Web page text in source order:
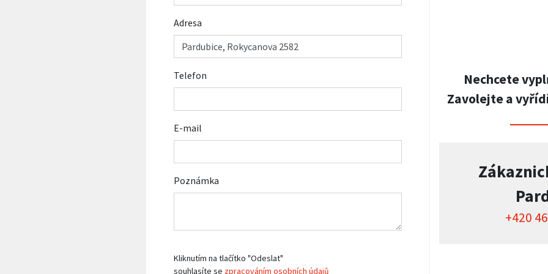
Adresa
Telefon
E-mail
Poznámka
Kliknutím na tlačítko "Odeslat"
souhlasíte se zpracováním osobních údajů
Nechcete
Zavolejte a
+420